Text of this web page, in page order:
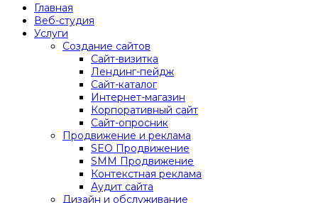
Главная
Веб-студия
Услуги
Создание сайтов
Сайт-визитка
Лендинг-пейдж
Сайт-каталог
Интернет-магазин
Корпоративный сайт
Сайт-опросник
Продвижение и реклама
SEO Продвижение
SMM Продвижение
Контекстная реклама
Аудит сайта
Дизайн и обслуживание